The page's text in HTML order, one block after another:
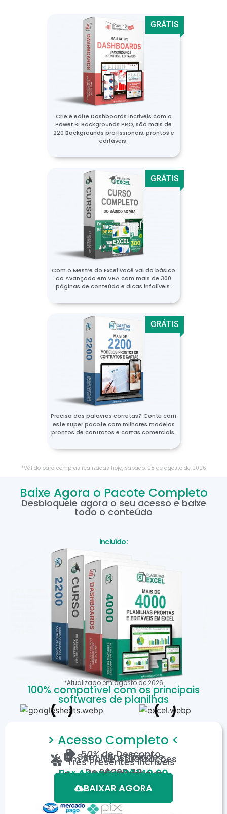
GRÁTIS
Crie e edite Dashboards incríveis com o
Power BI Backgrounds PRO, são mais de
220 Backgrounds profissionais, prontos e
editáveis.
GRÁTIS
Com o Mestre do Excel você vai do básico
ao Avançado em VBA com mais de 300
páginas de conteúdo e dicas infalíveis.
GRÁTIS
Precisa das palavras corretas? Conte com
este super pacote com milhares modelos
prontos de contratos e cartas comerciais.
*Válido para compras realizadas hoje, sábado, 08 de agostode 2026
Baixe Agora o Pacote Completo
Desbloqueie agora o seu acesso e baixe
todo o conteúdo
Incluído:
*Atualizado emagostode 2026
100% compatível com os principais
softwares de planilhas
> Acesso Completo <
50%de Desconto
Sem Mensalidades
Um Ano de Atualizações
Três Presentes Incríveis
DeR$299,80
Por Apenas: R$149,90
Em até 12X de R$15,19
*Oferta válida por tempo limitado.
BAIXAR AGORA